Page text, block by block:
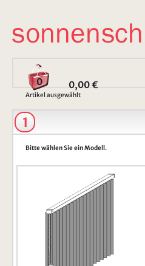
0 0,00 €
Artikel ausgewählt
1
Bitte wählen Sie ein Modell.